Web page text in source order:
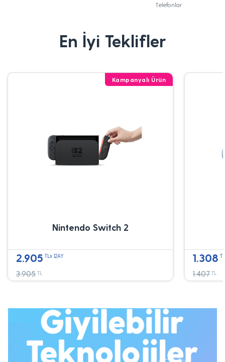
Telefonlar
En İyi Teklifler
Kampanyalı Ürün
Nintendo Switch 2
2.905 TLx 12AY
3.905 TL
1.308
1.407 TL